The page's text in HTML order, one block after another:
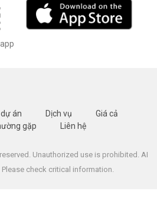
dự án Dịch vụ
Giá cả
gặp
Liên hệ
Unauthorized use is prohibited. AI
check critical information.